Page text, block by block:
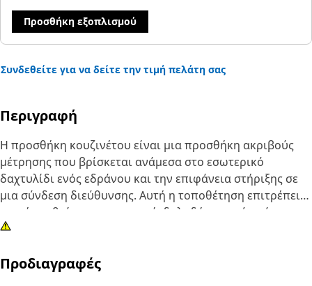
Προσθήκη εξοπλισμού
Συνδεθείτε για να δείτε την τιμή πελάτη σας
Περιγραφή
Η προσθήκη κουζινέτου είναι μια προσθήκη ακριβούς
μέτρησης που βρίσκεται ανάμεσα στο εσωτερικό
δαχτυλίδι ενός εδράνου και την επιφάνεια στήριξης σε
μια σύνδεση διεύθυνσης. Αυτή η τοποθέτηση επιτρέπει
μικρές ρυθμίσεις στην ανοχή, δηλαδή το κενό ανάμεσα
στην εσωτερική και την εξωτερική δακτύλιο του
όπως χάλυβα, για να εξασφαλίζει αντοχή και να αντέχει
Προδιαγραφές